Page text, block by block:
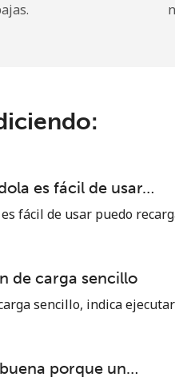
→
es fácil de usar…
fácil de usar puedo
de carga sencillo
sencillo, indica
porque un…